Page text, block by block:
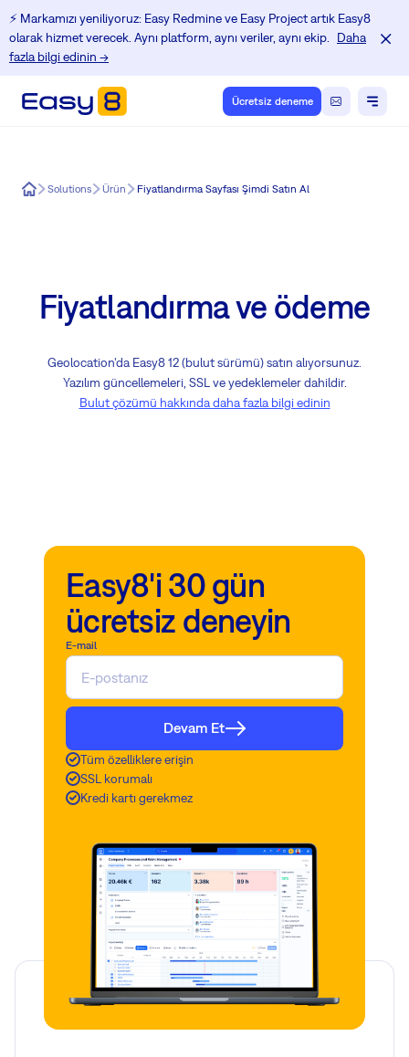
⚡️ Markamızı yeniliyoruz: Easy Redmine ve Easy Project artık Easy8
olarak hizmet verecek. Aynı platform, aynı veriler, aynı ekip.
Daha
fazla bilgi edinin →
Ücretsiz deneme
Easy8Solutions Ürün Fiyatlandırma Sayfası Şimdi Satın Al
Fiyatlandırma ve ödeme
Geolocation'da Easy8 12 (bulut sürümü) satın alıyorsunuz.
Yazılım güncellemeleri, SSL ve yedeklemeler dahildir.
Bulut çözümü hakkında daha fazla bilgi edinin
Easy8'i 30 gün
ücretsiz deneyin
E-mail
Devam Et
Tüm özelliklere erişin
SSL korumalı
Kredi kartı gerekmez